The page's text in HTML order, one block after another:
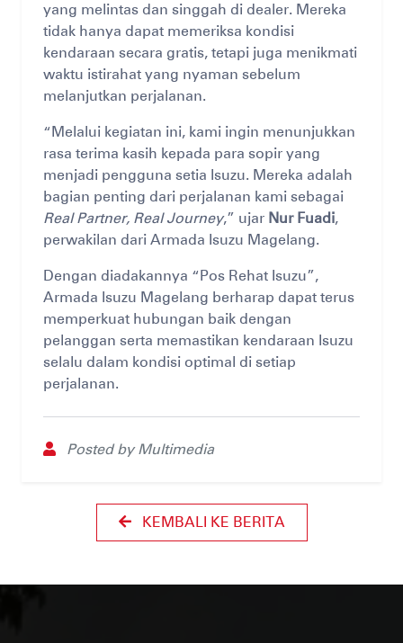
yang melintas dan singgah di dealer. Mereka
tidak hanya dapat memeriksa kondisi
kendaraan secara gratis, tetapi juga menikmati
waktu istirahat yang nyaman sebelum
melanjutkan perjalanan.
“Melalui kegiatan ini, kami ingin menunjukkan
rasa terima kasih kepada para sopir yang
menjadi pengguna setia Isuzu. Mereka adalah
bagian penting dari perjalanan kami sebagai
Real Partner, Real Journey,” ujar Nur Fuadi,
perwakilan dari Armada Isuzu Magelang.
Dengan diadakannya “Pos Rehat Isuzu”,
Armada Isuzu Magelang berharap dapat terus
memperkuat hubungan baik dengan
pelanggan serta memastikan kendaraan Isuzu
selalu dalam kondisi optimal di setiap
perjalanan.
Posted by Multimedia
KEMBALI KE BERITA